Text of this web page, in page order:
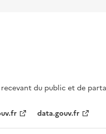
du public et de
data.gouv.fr